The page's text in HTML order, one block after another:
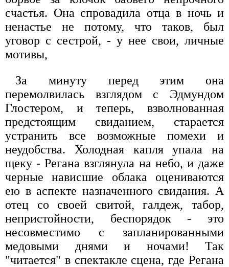
счастья. Она спровадила отца в ночь и
ненастье не потому, что таков, был
уговор с сестрой, - у нее свои, личные
мотивы,
За минуту перед этим она
перемолвилась взглядом с Эдмундом
Глостером, и теперь, взволнованная
предстоящим свиданием, старается
устранить все возможные помехи и
неудобства. Холодная капля упала на
щеку - Регана взглянула на небо, и даже
черные нависшие облака оцениваются
ею в аспекте назначенного свидания. А
отец со своей свитой, галдеж, табор,
непристойности, беспорядок - это
несовместимо с запланированными
медовыми днями и ночами! Так
"читается" в спектакле сцена, где Регана